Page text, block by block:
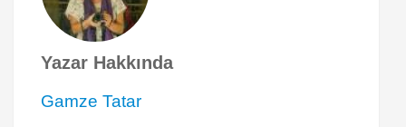
Yazar Hakkında
Gamze Tatar